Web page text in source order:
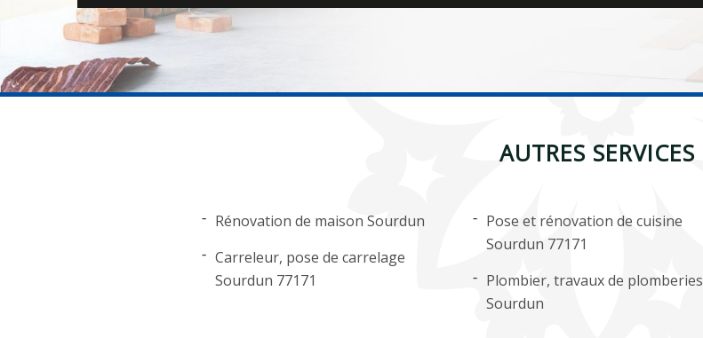
AUTRES SERVICES
Rénovation de maison Sourdun
Carreleur, pose de carrelage
Sourdun 77171
Pose et rénovation de cuisine
Sourdun 77171
Plombier, travaux de plomberies
Sourdun